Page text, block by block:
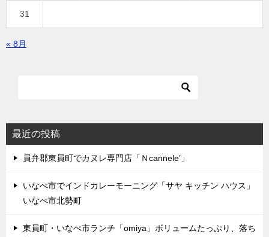
31
« 8月
最近の投稿
員弁郡東員町でカヌレ専門店「Ｎcannele’」
いなべ市でインドカレーモーニング「サヤ キッチン ハウス」
いなべ市北勢町
東員町・いなべ市ランチ「omiya」ボリュームたっぷり、落ち